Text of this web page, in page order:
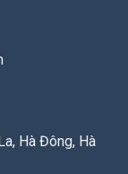
Hà Đông, Hà